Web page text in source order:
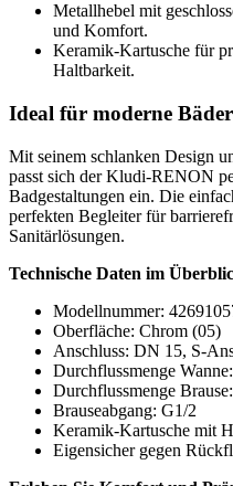
Metallhebel mit
und Komfort.
Keramik-Kartusche für
Haltbarkeit.
Ideal für moderne Bäder
Mit seinem schlanken Design
passt sich der Kludi-RENON
Badgestaltungen ein. Die
perfekten Begleiter für
Sanitärlösungen.
Technische Daten im
Modellnummer:
Oberfläche: Chrom (05)
Anschluss: DN 15, S-
Durchflussmenge
Durchflussmenge
Brauseabgang: G1/2
Keramik-Kartusche mit
Eigensicher gegen